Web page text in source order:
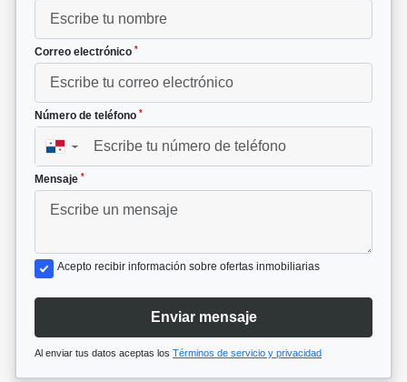
Correo electrónico *
Número de teléfono *
▼
Mensaje *
Acepto recibir información sobre ofertas inmobiliarias
Enviar mensaje
Al enviar tus datos aceptas los Términos de servicio y privacidad